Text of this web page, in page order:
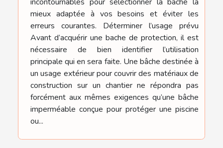
mieux adaptée à vos besoins et éviter les
erreurs courantes. Déterminer l’usage prévu
Avant d’acquérir une bache de protection, il est
nécessaire de bien identifier l’utilisation
principale qui en sera faite. Une bâche destinée à
un usage extérieur pour couvrir des matériaux de
construction sur un chantier ne répondra pas
forcément aux mêmes exigences qu’une bâche
imperméable conçue pour protéger une piscine
ou...